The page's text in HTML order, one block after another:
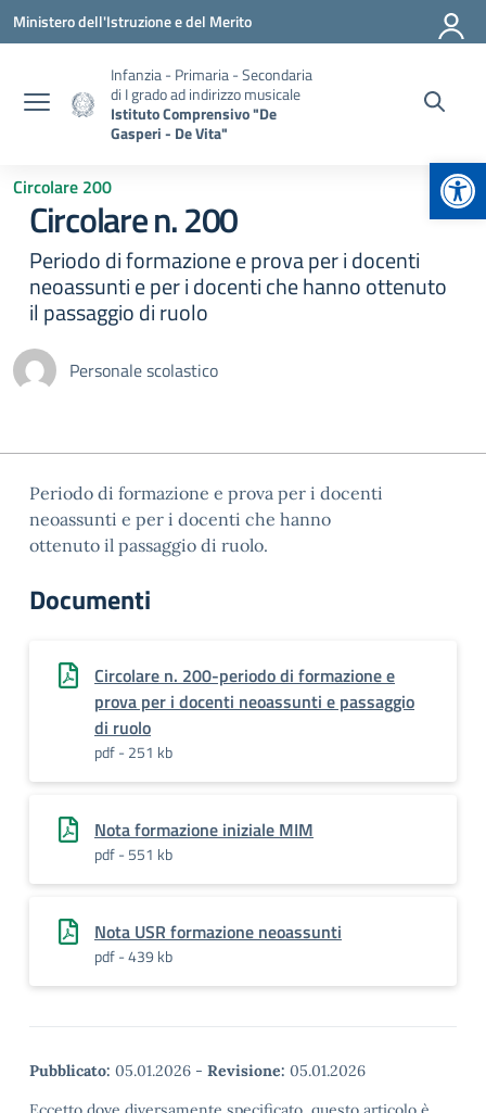
Vai ai contenuti
Vai al menu di navigazione
Vai al footer
Ministero dell'Istruzione e del Merito
Infanzia - Primaria - Secondaria
di I grado ad indirizzo musicale
Istituto Comprensivo "De
Gasperi - De Vita"
Circolare 200
Circolare n. 200
Periodo di formazione e prova per i docenti
neoassunti e per i docenti che hanno ottenuto
il passaggio di ruolo
Personale scolastico
Periodo di formazione e prova per i docenti
neoassunti e per i docenti che hanno
ottenuto il passaggio di ruolo.
Documenti
Circolare n. 200-periodo di formazione e
prova per i docenti neoassunti e passaggio
di ruolo
pdf - 251 kb
Nota formazione iniziale MIM
pdf - 551 kb
Nota USR formazione neoassunti
pdf - 439 kb
Pubblicato: 05.01.2026 - Revisione: 05.01.2026